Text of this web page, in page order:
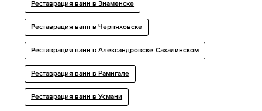
Реставрация ванн в Знаменске
Реставрация ванн в Черняховске
Реставрация ванн в Александровске-Сахалинском
Реставрация ванн в Рамигале
Реставрация ванн в Усмани